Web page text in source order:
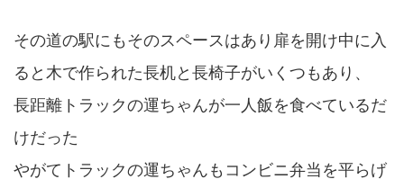
その道の駅にもそのスペースはあり扉を開け中に入
ると木で作られた長机と長椅子がいくつもあり、
長距離トラックの運ちゃんが一人飯を食べているだ
けだった
やがてトラックの運ちゃんもコンビニ弁当を平らげ